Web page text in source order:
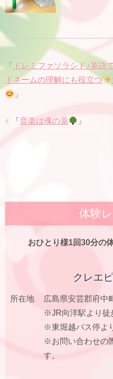
「
ドレミファソラシド♪英語
ドネームの理解にも役立つ
」
「 音楽は魂の薬 」
体験
おひとり様1回30分の
クレエ
所在地
広島県安芸郡府中
※JR向洋駅より徒
※東堀越バス停よ
※お問い合わせの
す。